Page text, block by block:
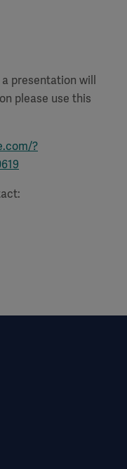
presentation will
please use this
?